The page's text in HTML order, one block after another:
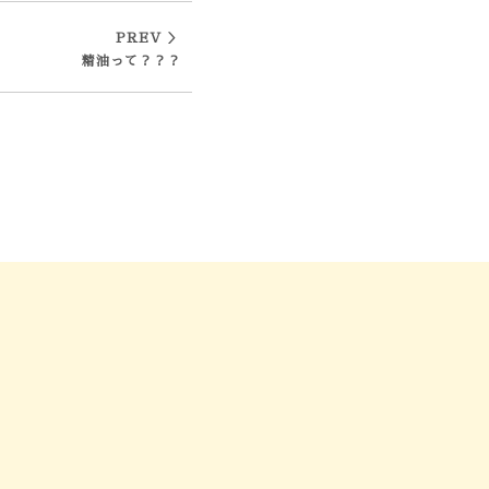
PREV ＞
精油って？？？